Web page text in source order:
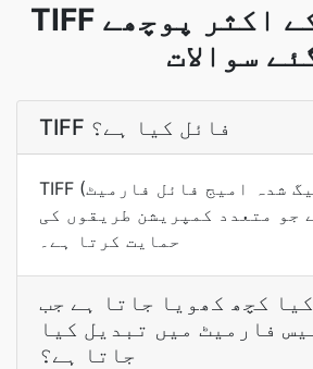
TIFF تبادلوں کے اکثر پوچھے
سوالات
TIFF فائل کیا ہے؟
TIFF (ٹیگ شدہ امیج فائل فارمیٹ) ایک لچکدار
جو متعدد کمپریشن طریقوں کی
حمایت کرتا ہے۔
کیا کچھ کھویا جاتا ہے جب TIFF کو
فارمیٹ میں تبدیل کیا
جاتا ہے؟